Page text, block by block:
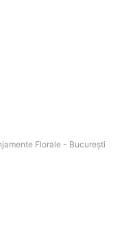
Florale - Bucureşti